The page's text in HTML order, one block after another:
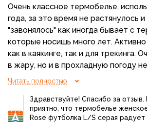
Очень классное термобелье,
года, за это время не растянулось и
"завонялось" как иногда бывает с
которые носишь много лет.
как в каякинге, так и для трекинга.
в жару, но и в прохладную погоду
немного греет. Приятная гладкая
Читать полностью
Здравствуйте! Спасибо за отзыв.
приятно, что термобелье
Rose футболка L/S серая